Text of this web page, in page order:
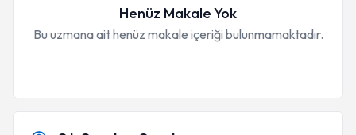
Henüz Makale Yok
Bu uzmana ait henüz makale içeriği bulunmamaktadır.